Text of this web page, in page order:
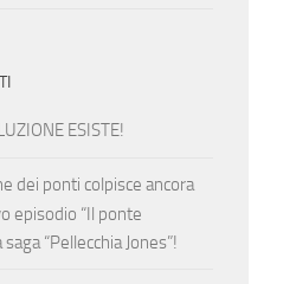
ESISTE!
dei ponti colpisce ancora
episodio “Il ponte
“Pellecchia Jones”!